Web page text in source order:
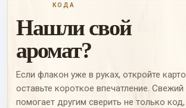
КОДА
Нашли свой
аромат?
Если флакон уже в руках, откройте
оставьте короткое впечатление.
помогает другим сверить не только